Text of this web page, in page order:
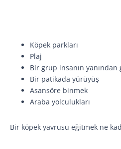
Köpek parkları
Plaj
Bir grup insanın yanından
Bir patikada yürüyüş
Asansöre binmek
Araba yolculukları
Bir köpek yavrusu eğitmek ne